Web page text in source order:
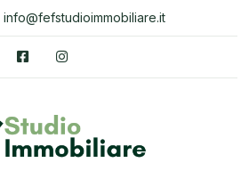
info@fefstudioimmobiliare.it